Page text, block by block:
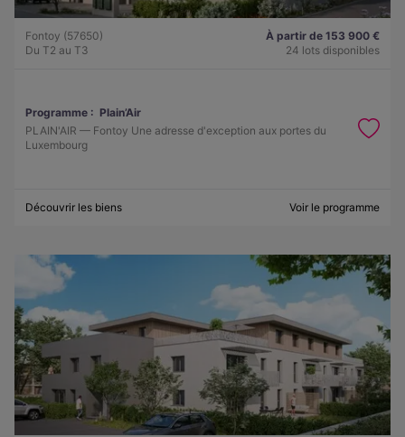
Fontoy (57650)
Du T2 au T3
À partir de 153 900 €
24 lots disponibles
Programme : Plain’Air
PLAIN'AIR — Fontoy Une adresse d'exception aux portes du
Luxembourg
Découvrir les biens Voir le programme